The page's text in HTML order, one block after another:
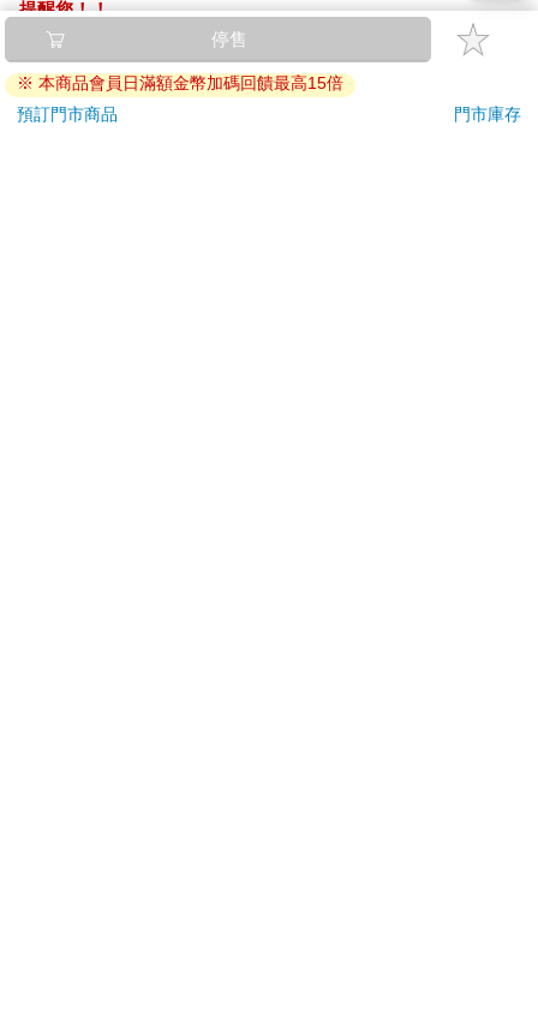
提醒您！！
金石堂及銀行均不會請您操作ATM! 如接獲電話要求您前往
ATM提款機，請不要聽從指示，以免受騙上當！
退換貨須知：
停售
※ 本商品會員日滿額金幣加碼回饋最高15倍
預訂門市商品
門市庫存